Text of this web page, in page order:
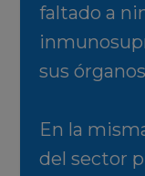
faltado a
sus
En la
del sector